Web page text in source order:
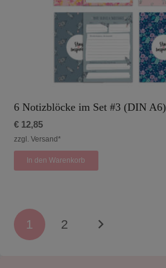
6 Notizblöcke im Set #3 (DIN A6)
€12,85
zzgl. Versand*
In den Warenkorb
1 2